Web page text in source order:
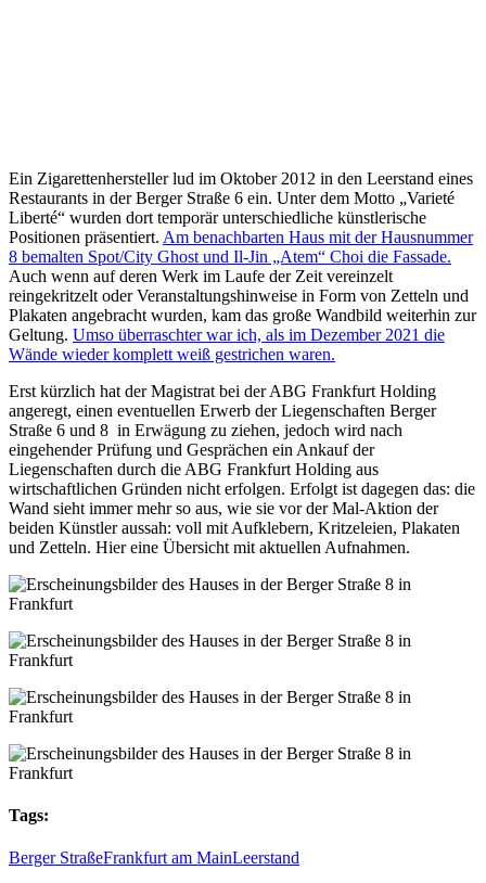
Ein Zigarettenhersteller lud im Oktober 2012 in den Leerstand eines
Restaurants in der Berger Straße 6 ein. Unter dem Motto „Varieté
Liberté“ wurden dort temporär unterschiedliche künstlerische
Positionen präsentiert. Am benachbarten Haus mit der Hausnummer
8 bemalten Spot/City Ghost und Il-Jin „Atem“ Choi die Fassade.
Auch wenn auf deren Werk im Laufe der Zeit vereinzelt
reingekritzelt oder Veranstaltungshinweise in Form von Zetteln und
Plakaten angebracht wurden, kam das große Wandbild weiterhin zur
Geltung. Umso überraschter war ich, als im Dezember 2021 die
Wände wieder komplett weiß gestrichen waren.
Erst kürzlich hat der Magistrat bei der ABG Frankfurt Holding
angeregt, einen eventuellen Erwerb der Liegenschaften Berger
Straße 6 und 8 in Erwägung zu ziehen, jedoch wird nach
eingehender Prüfung und Gesprächen ein Ankauf der
Liegenschaften durch die ABG Frankfurt Holding aus
wirtschaftlichen Gründen nicht erfolgen. Erfolgt ist dagegen das: die
Wand sieht immer mehr so aus, wie sie vor der Mal-Aktion der
beiden Künstler aussah: voll mit Aufklebern, Kritzeleien, Plakaten
und Zetteln. Hier eine Übersicht mit aktuellen Aufnahmen.
Tags:
Berger StraßeFrankfurt am MainLeerstand